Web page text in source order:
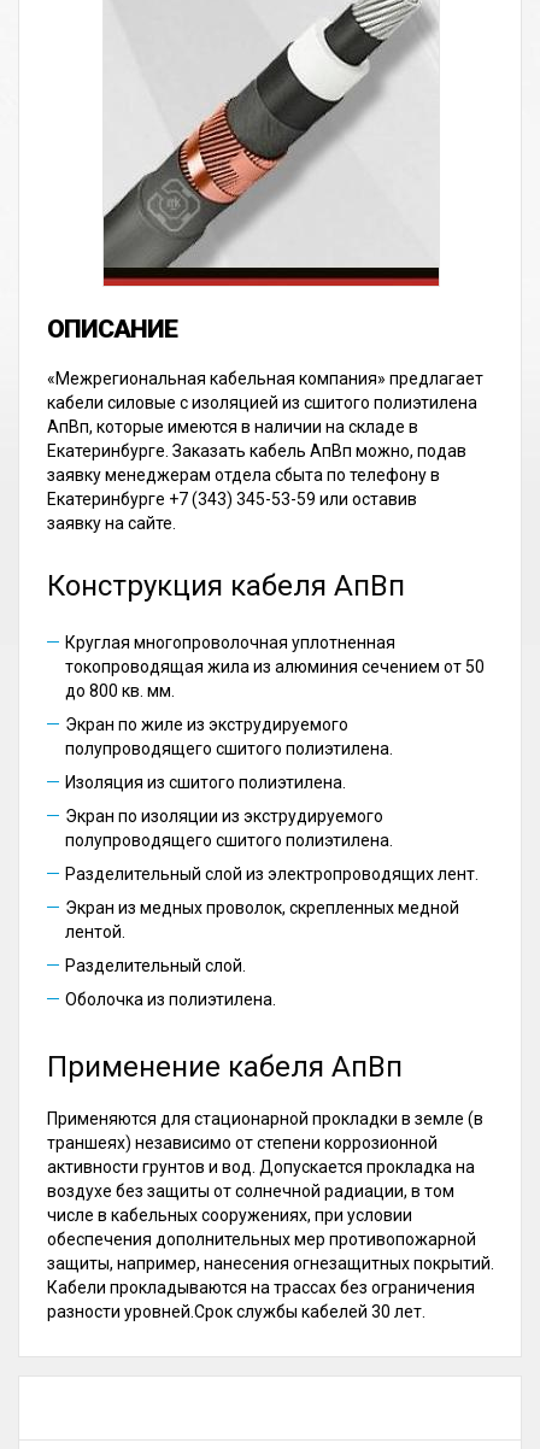
«Межрегиональная кабельная компания» предлагает
кабели силовые с изоляцией из сшитого полиэтилена
АпВп, которые имеются в наличии на складе в
Екатеринбурге. Заказать кабель АпВп можно, подав
заявку менеджерам отдела сбыта по телефону в
Екатеринбурге +7 (343) 345-53-59 или оставив
заявку на сайте.
Конструкция кабеля АпВп
Круглая многопроволочная уплотненная
токопроводящая жила из алюминия сечением от 50
до 800 кв. мм.
Экран по жиле из экструдируемого
полупроводящего сшитого полиэтилена.
Изоляция из сшитого полиэтилена.
Экран по изоляции из экструдируемого
полупроводящего сшитого полиэтилена.
Разделительный слой из электропроводящих лент.
Экран из медных проволок, скрепленных медной
лентой.
Разделительный слой.
Оболочка из полиэтилена.
Применение кабеля АпВп
Применяются для стационарной прокладки в земле (в
траншеях) независимо от степени коррозионной
активности грунтов и вод. Допускается прокладка на
воздухе без защиты от солнечной радиации, в том
числе в кабельных сооружениях, при условии
обеспечения дополнительных мер противопожарной
защиты, например, нанесения огнезащитных покрытий.
Кабели прокладываются на трассах без ограничения
разности уровней.Срок службы кабелей 30 лет.